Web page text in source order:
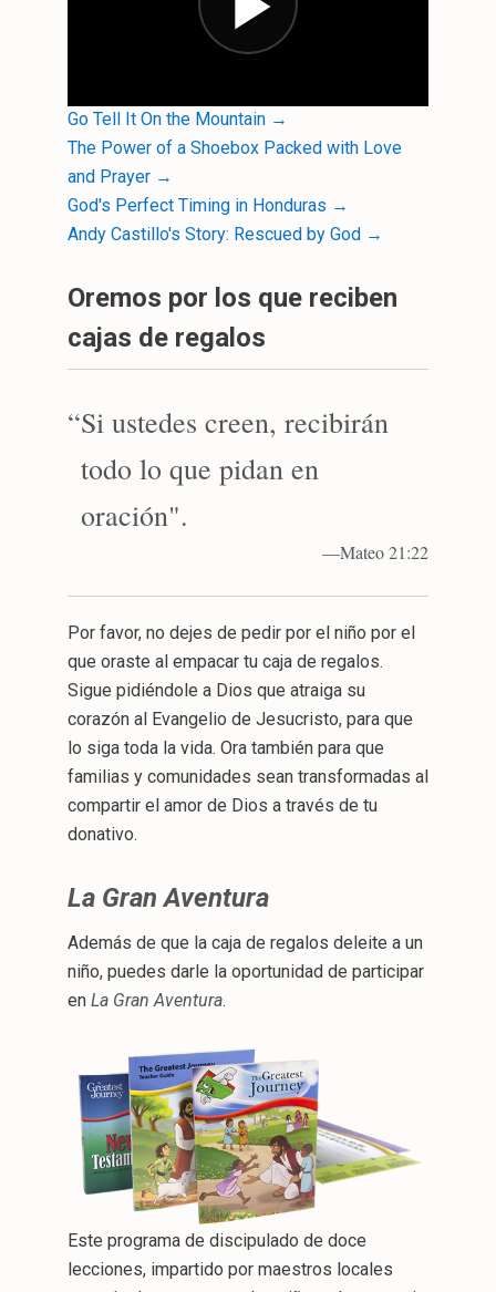
Go Tell It On the Mountain →
The Power of a Shoebox Packed with Love
and Prayer →
God's Perfect Timing in Honduras →
Andy Castillo's Story: Rescued by God →
Oremos por los que reciben
cajas de regalos
“Si ustedes creen, recibirán
todo lo que pidan en
oración".
—Mateo 21:22
Por favor, no dejes de pedir por el niño por el
que oraste al empacar tu caja de regalos.
Sigue pidiéndole a Dios que atraiga su
corazón al Evangelio de Jesucristo, para que
lo siga toda la vida. Ora también para que
familias y comunidades sean transformadas al
compartir el amor de Dios a través de tu
donativo.
La Gran Aventura
Además de que la caja de regalos deleite a un
niño, puedes darle la oportunidad de participar
en La Gran Aventura.
Este programa de discipulado de doce
lecciones, impartido por maestros locales